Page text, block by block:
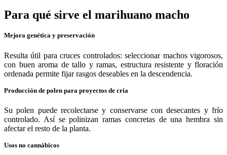
Para qué sirve el marihuano macho
Mejora genética y preservación
Resulta útil para cruces controlados: seleccionar machos vigorosos,
con buen aroma de tallo y ramas, estructura resistente y floración
ordenada permite fijar rasgos deseables en la descendencia.
Producción de polen para proyectos de cría
Su polen puede recolectarse y conservarse con desecantes y frío
controlado. Así se polinizan ramas concretas de una hembra sin
afectar el resto de la planta.
Usos no cannábicos